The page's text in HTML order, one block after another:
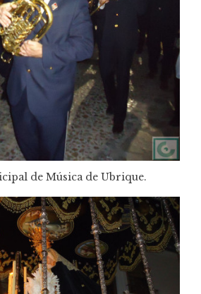
de Música de Ubrique.